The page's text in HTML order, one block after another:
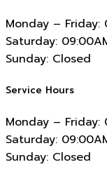
Monday – Friday:
Saturday:
Sunday: Closed
Service Hours
Monday – Friday:
Saturday:
Sunday: Closed